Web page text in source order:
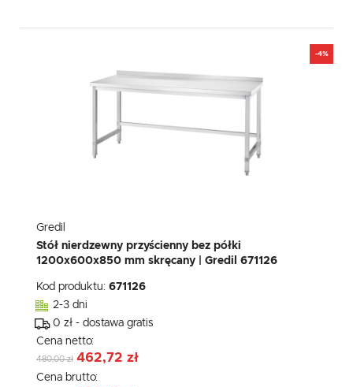
-4%
Gredil
Stół nierdzewny przyścienny bez półki
1200x600x850 mm skręcany | Gredil 671126
Kod produktu: 671126
2-3 dni
0 zł - dostawa gratis
Cena netto:
480,00 zł 462,72 zł
Cena brutto: